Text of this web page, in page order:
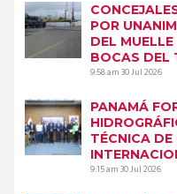
POR
DEL
BOCAS DEL
9:58 am30 Jul 2026
PANAMÁ
TÉCNICA DE
9:15 am30 Jul 2026